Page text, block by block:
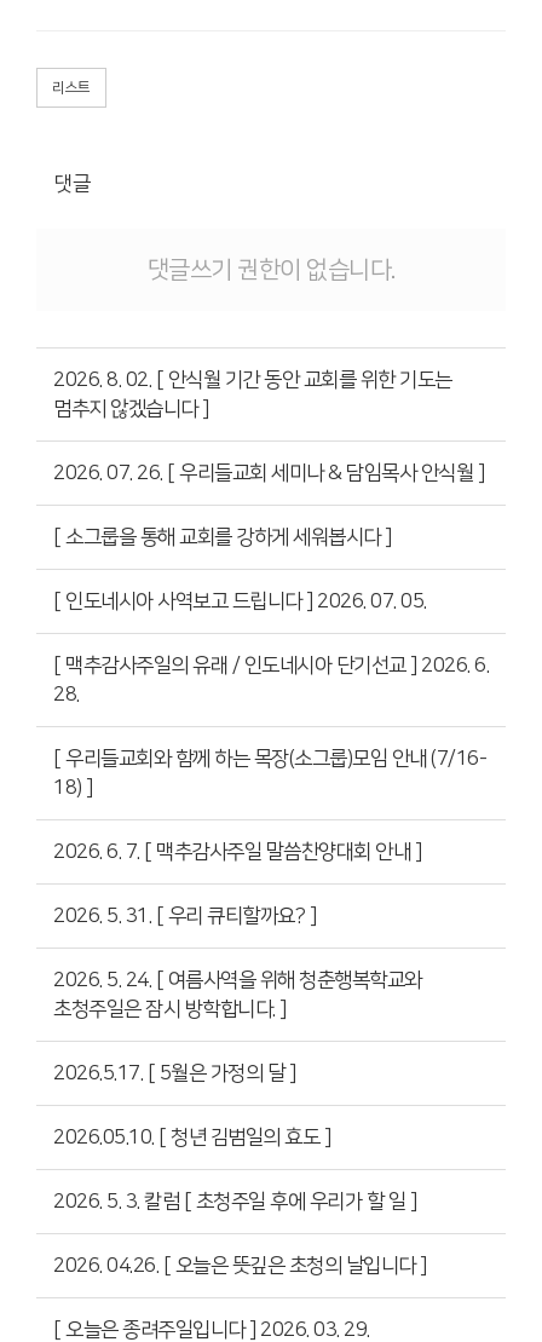
리스트
댓글
댓글쓰기 권한이 없습니다.
2026. 8. 02. [ 안식월 기간 동안 교회를 위한 기도는
멈추지 않겠습니다 ]
2026. 07. 26. [ 우리들교회 세미나 & 담임목사 안식월 ]
[ 소그룹을 통해 교회를 강하게 세워봅시다 ]
[ 인도네시아 사역보고 드립니다 ] 2026. 07. 05.
[ 맥추감사주일의 유래 / 인도네시아 단기선교 ] 2026. 6.
28.
[ 우리들교회와 함께 하는 목장(소그룹)모임 안내 (7/16-
18) ]
2026. 6. 7. [ 맥추감사주일 말씀찬양대회 안내 ]
2026. 5. 31. [ 우리 큐티할까요? ]
2026. 5. 24. [ 여름사역을 위해 청춘행복학교와
초청주일은 잠시 방학합니다. ]
2026.5.17. [ 5월은 가정의 달 ]
2026.05.10. [ 청년 김범일의 효도 ]
2026. 5. 3. 칼럼 [ 초청주일 후에 우리가 할 일 ]
2026. 04.26. [ 오늘은 뜻깊은 초청의 날입니다 ]
[ 오늘은 종려주일입니다 ] 2026. 03. 29.